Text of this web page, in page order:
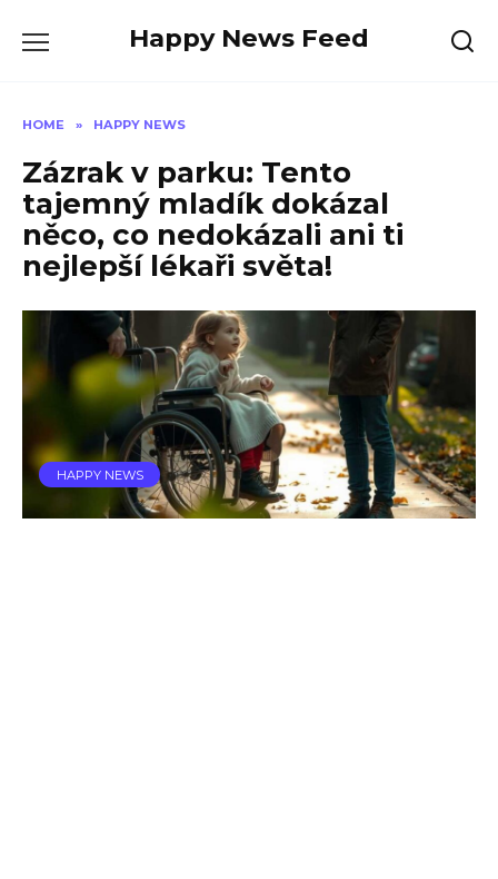
Happy News Feed
HOME » HAPPY NEWS
Zázrak v parku: Tento
tajemný mladík dokázal
něco, co nedokázali ani ti
nejlepší lékaři světa!
HAPPY NEWS